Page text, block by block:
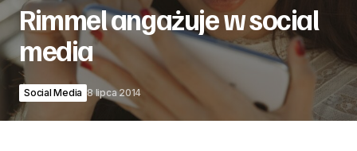
Rimmel angażuje w social
media
Social Media 8 lipca 2014